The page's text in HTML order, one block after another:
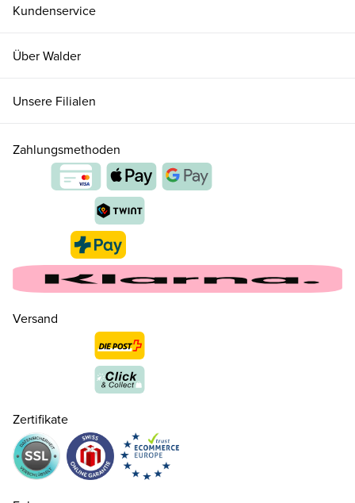
35 CHF 119.00
CHF 119.00
Kundenservice
Über Walder
Unsere Filialen
Zahlungsmethoden
Versand
Zertifikate